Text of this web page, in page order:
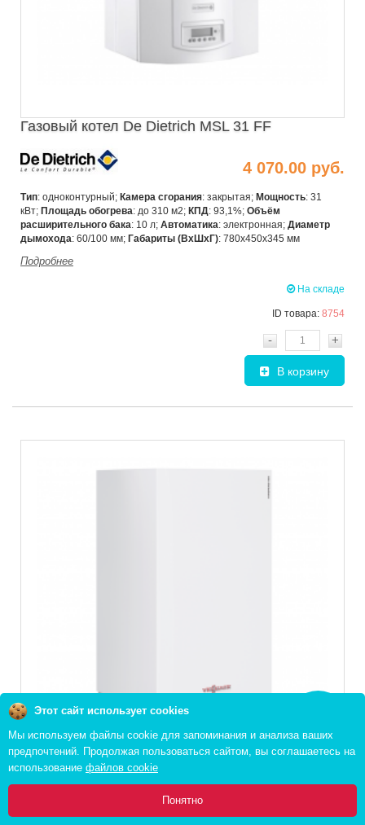
Главная Каталог Инфо Избранное Корзина:
Газовый котел De Dietrich MSL 31 FF
4 070.00 руб.
Тип: одноконтурный; Камера сгорания: закрытая; Мощность: 31
кВт; Площадь обогрева: до 310 м2; КПД: 93,1%; Объём
расширительного бака: 10 л; Автоматика: электронная; Диаметр
дымохода: 60/100 мм; Габариты (ВхШхГ): 780х450х345 мм
Подробнее
На складе
ID товара: 8754
- +
В корзину
Котел газовый VIESSMANN Vitopend 100 A1HB
Этот сайт использует cookies
Мы используем файлы cookie для запоминания и анализа ваших
предпочтений. Продолжая пользоваться сайтом, вы соглашаетесь на
использование файлов cookie
Понятно